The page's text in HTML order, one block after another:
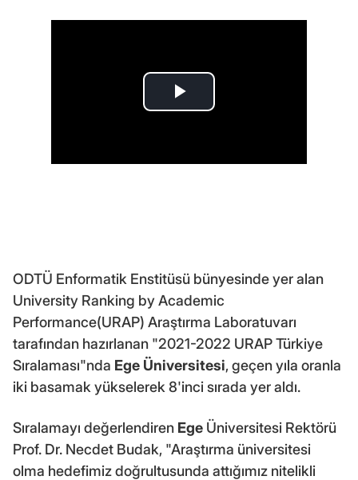
ODTÜ Enformatik Enstitüsü bünyesinde yer alan
University Ranking by Academic
Performance(URAP) Araştırma Laboratuvarı
tarafından hazırlanan "2021-2022 URAP Türkiye
Sıralaması"nda Ege Üniversitesi, geçen yıla oranla
iki basamak yükselerek 8'inci sırada yer aldı.
Sıralamayı değerlendiren Ege Üniversitesi Rektörü
Prof. Dr. Necdet Budak, "Araştırma üniversitesi
olma hedefimiz doğrultusunda attığımız nitelikli